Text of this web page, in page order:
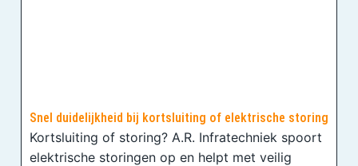
Snel duidelijkheid bij kortsluiting of elektrische storing
Kortsluiting of storing? A.R. Infratechniek spoort
elektrische storingen op en helpt met veilig